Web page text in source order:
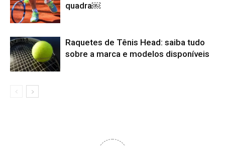
quadra￼
Raquetes de Tênis Head: saiba tudo
sobre a marca e modelos disponíveis